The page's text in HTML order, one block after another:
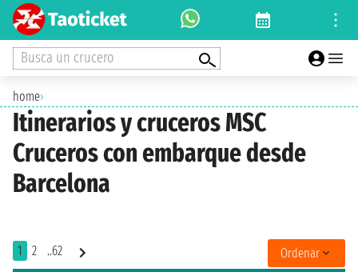
Busca un crucero
home›
Itinerarios y cruceros MSC
Cruceros con embarque desde
Barcelona
1 2 ..62 Ordenar